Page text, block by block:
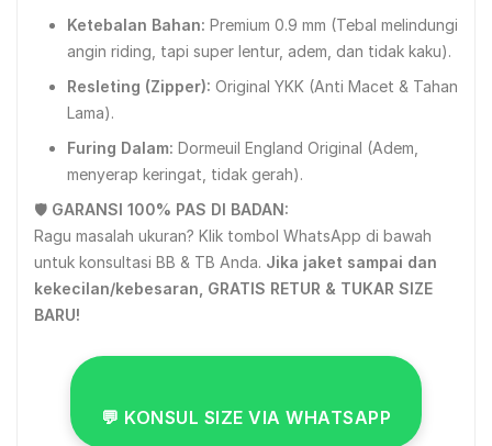
Ketebalan Bahan: Premium 0.9 mm (Tebal melindungi
angin riding, tapi super lentur, adem, dan tidak kaku).
Resleting (Zipper): Original YKK (Anti Macet & Tahan
Lama).
Furing Dalam: Dormeuil England Original (Adem,
menyerap keringat, tidak gerah).
🛡️ GARANSI 100% PAS DI BADAN:
Ragu masalah ukuran? Klik tombol WhatsApp di bawah
untuk konsultasi BB & TB Anda. Jika jaket sampai dan
kekecilan/kebesaran, GRATIS RETUR & TUKAR SIZE
BARU!
💬 KONSUL SIZE VIA WHATSAPP